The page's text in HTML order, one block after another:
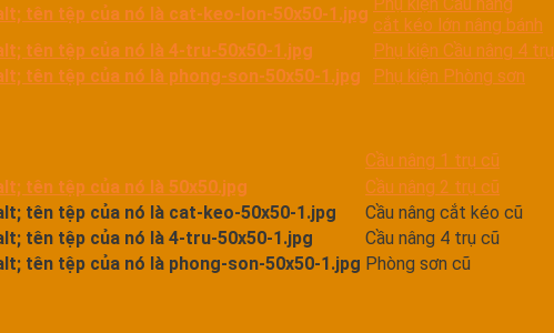
cắt kéo lớn nâng bánh
Phụ kiện Cầu nâng 4 trụ
Phụ kiện Phòng sơn
Cầu nâng 1 trụ cũ
Cầu nâng 2 trụ cũ
Cầu nâng cắt kéo cũ
Cầu nâng 4 trụ cũ
Phòng sơn cũ